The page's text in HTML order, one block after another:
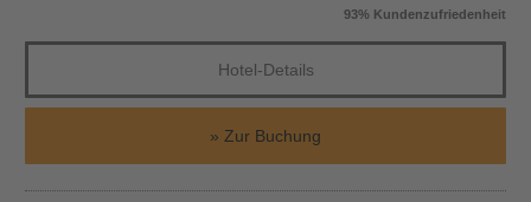
93% Kundenzufriedenheit
Hotel-Details
Zur Buchung